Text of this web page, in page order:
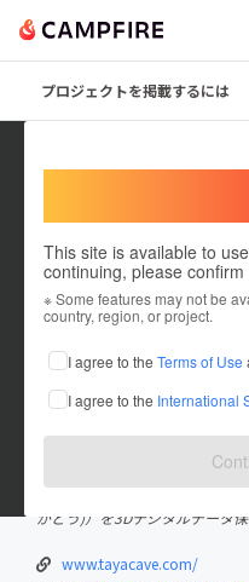
プロジェクトを掲載するには
This site is available to
continuing, please
※ Some features may not be
country, region, or project.
I agree to the Terms of Use
I agree to the International
田谷の洞
これまでに5件のプロジェク
在住国：日本 現在地：神奈川
出身国：日本 出身地：神奈川
田谷の洞窟保存実行委員会（
谷町にある横浜市登録史跡の
がどう)）を3Dデジタルデータ
www.tayacave.com/